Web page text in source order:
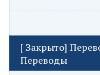
[Закрыто]
Переводы